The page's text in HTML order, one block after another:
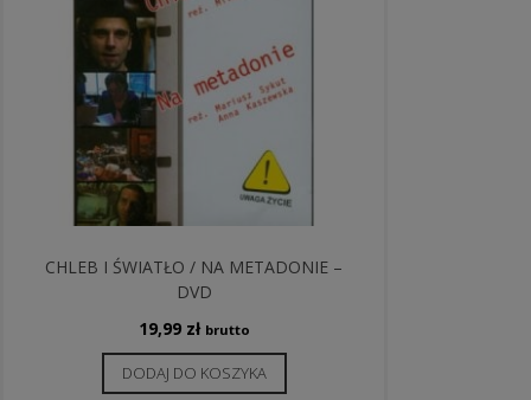
CHLEB I ŚWIATŁO / NA METADONIE –
DVD
19,99 zł brutto
DODAJ DO KOSZYKA